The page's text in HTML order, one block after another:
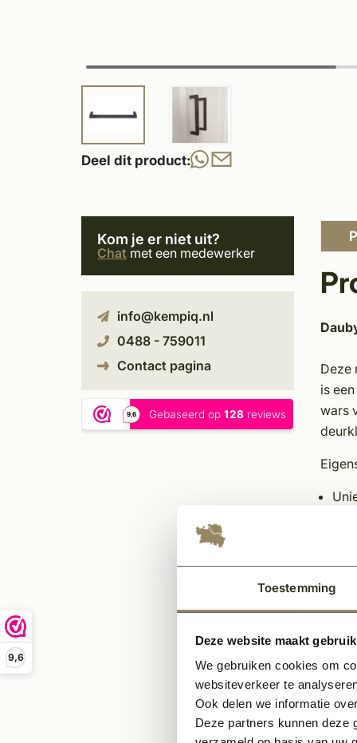
Toestemming
Deze website maakt
We gebruiken cookies om
websiteverkeer te
Ook delen we informatie
Deze partners kunnen deze
9,6
Deel dit product:
Kom je er niet uit?
Chat met een medewerker
info@kempiq.nl
0488 - 759011
Contact pagina
Deze
is
wars
In